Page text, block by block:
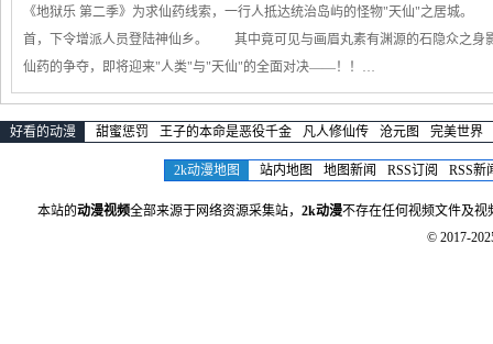
《地狱乐 第二季》为求仙药线索，一行人抵达统治岛屿的怪物"天仙"之居
首，下令增派人员登陆神仙乡。 其中竟可见与画眉丸素有渊源的石隐众
仙药的争夺，即将迎来"人类"与"天仙"的全面对决——！！…
好看的动漫 甜蜜惩罚 王子的本命是恶役千金 凡人修仙传 沧元图 完美世界
2k动漫地图 站内地图 地图新闻 RSS订阅 RSS新
本站的动漫视频全部来源于网络资源采集站， 2k动漫不存在任何视频文件及视
© 2017-